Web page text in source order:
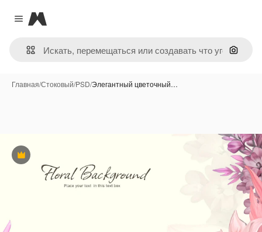
Close menu
Magnific
Поиск
Главная/Стоковый/PSD/Элегантный цветочный…
Премиум